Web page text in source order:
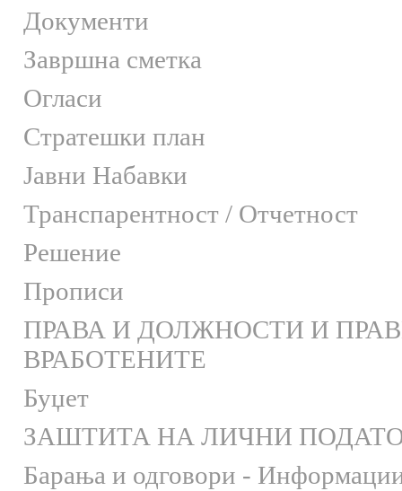
Документи
Завршна сметка
Огласи
Стратешки план
Јавни Набавки
Транспарентност / Отчетност
Решение
Прописи
ПРАВА И ДОЛЖНОСТИ И
ВРАБОТЕНИТЕ
Буџет
ЗАШТИТА НА ЛИЧНИ
Барања и одговори - Информации